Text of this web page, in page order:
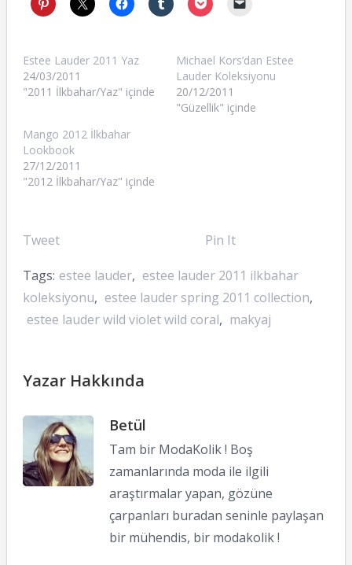
Estee Lauder 2011 Yaz
24/03/2011
"2011 İlkbahar/Yaz" içinde
Michael Kors’dan Estee
Lauder Koleksiyonu
20/12/2011
"Güzellik" içinde
Mango 2012 İlkbahar
Lookbook
27/12/2011
"2012 İlkbahar/Yaz" içinde
Tweet Pin It
Tags: estee lauder, estee lauder 2011 ilkbahar
koleksiyonu, estee lauder spring 2011 collection,
estee lauder wild violet wild coral, makyaj
Yazar Hakkında
Betül
Tam bir ModaKolik ! Boş
zamanlarında moda ile ilgili
araştırmalar yapan, gözüne
çarpanları buradan seninle paylaşan
bir mühendis, bir modakolik !